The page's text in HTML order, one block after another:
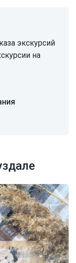
экскурсий
на